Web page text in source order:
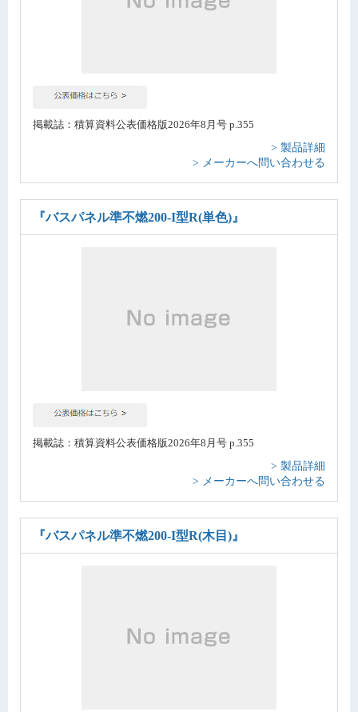
掲載誌：積算資料公表価格版2026年8月号 p.355
> 製品詳細
> メーカーへ問い合わせる
『バスパネル準不燃200-I型R(単色)』
掲載誌：積算資料公表価格版2026年8月号 p.355
> 製品詳細
> メーカーへ問い合わせる
『バスパネル準不燃200-I型R(木目)』